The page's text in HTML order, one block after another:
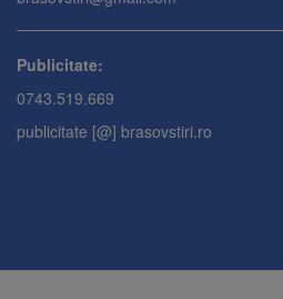
Publicitate:
0743.519.669
publicitate [@] brasovstiri.ro